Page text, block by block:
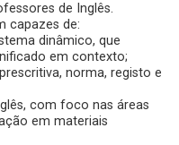
de Inglês.
capazes de:
dinâmico, que
em contexto;
norma, registo e
com foco nas áreas
em materiais